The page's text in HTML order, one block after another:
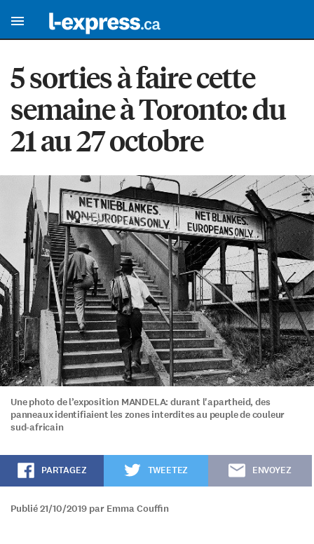
5 sorties à faire cette
semaine à Toronto: du
21 au 27 octobre
Une photo de l’exposition MANDELA: durant l'apartheid, des
panneaux identifiaient les zones interdites au peuple de couleur
sud-africain
PARTAGEZ TWEETEZ ENVOYEZ
Publié 21/10/2019 par Emma Couffin